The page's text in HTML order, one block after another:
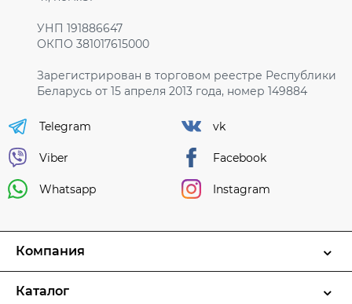
УНП 191886647
ОКПО 381017615000
Зарегистрирован в торговом реестре Республики
Беларусь от 15 апреля 2013 года, номер 149884
Telegram
Viber
Whatsapp
vk
Facebook
Instagram
Компания
Каталог